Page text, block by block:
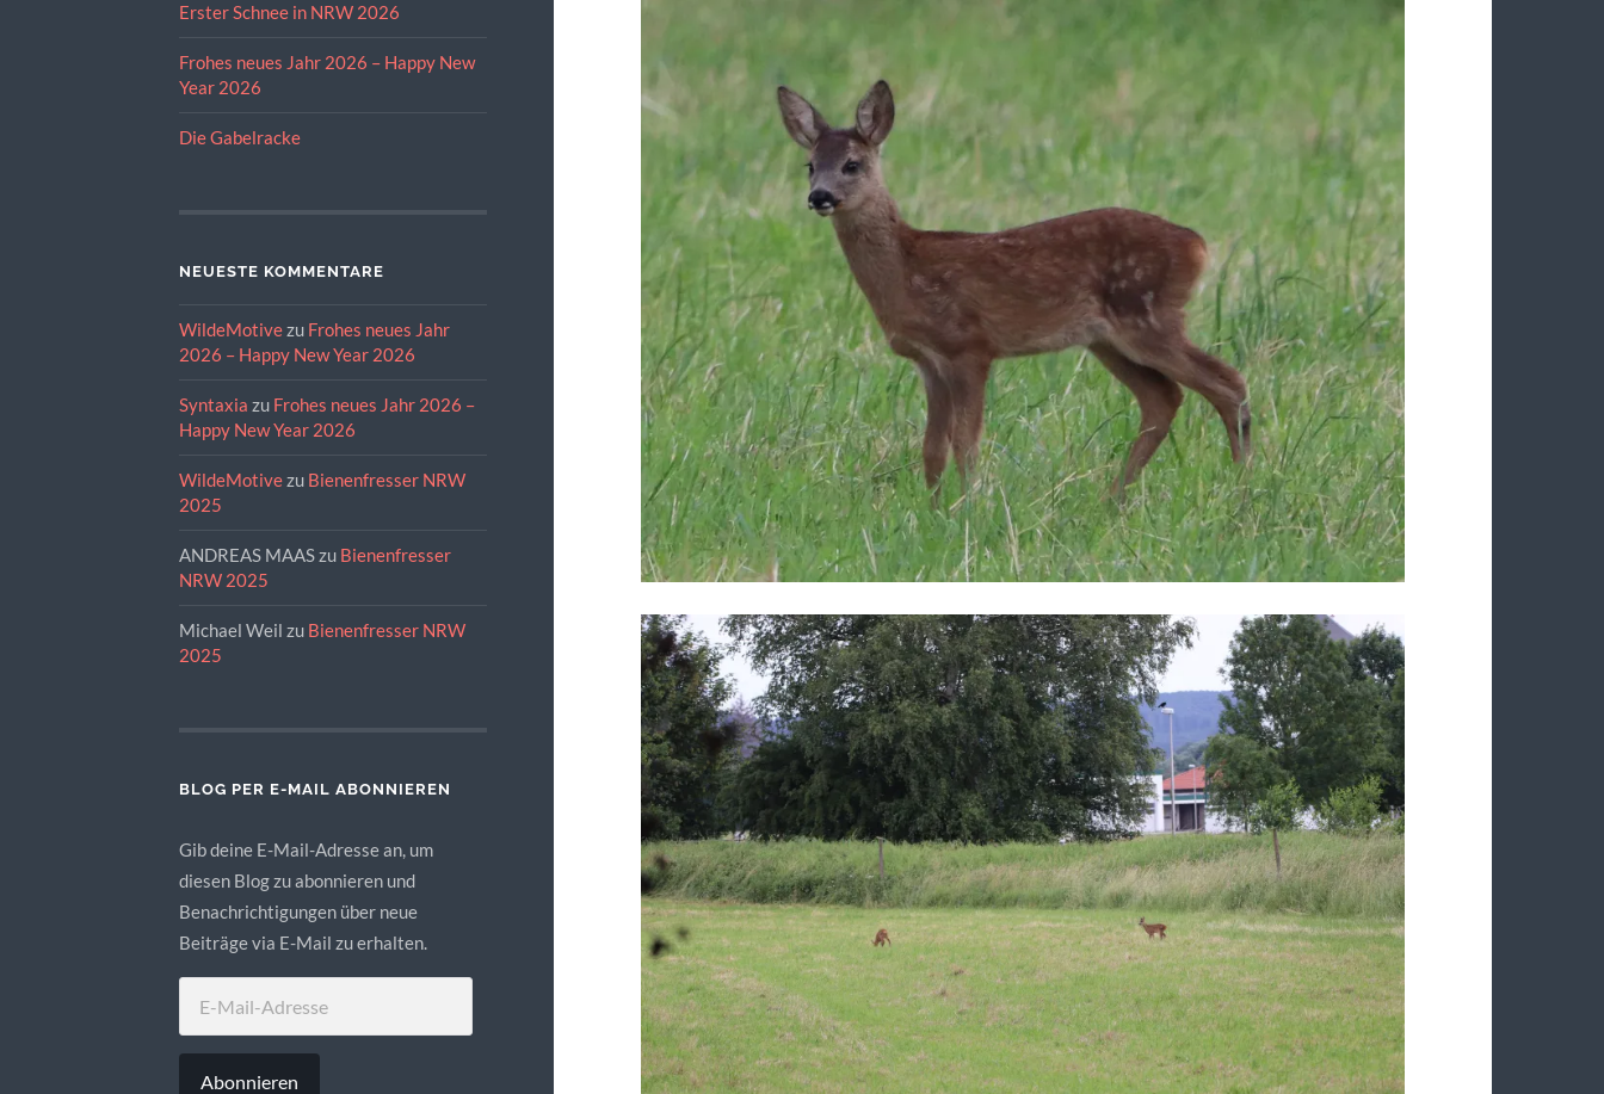
Erster Schnee in NRW 2026
Frohes neues Jahr 2026 – Happy New
Year 2026
Die Gabelracke
NEUESTE KOMMENTARE
WildeMotivezu Frohes neues Jahr
2026 – Happy New Year 2026
Syntaxia zu Frohes neues Jahr 2026 –
Happy New Year 2026
WildeMotivezu Bienenfresser NRW
2025
ANDREAS MAASzu Bienenfresser
NRW 2025
Michael Weil zu Bienenfresser NRW
2025
BLOG PER E-MAIL ABONNIEREN
Gib deine E-Mail-Adresse an, um
diesen Blog zu abonnieren und
Benachrichtigungen über neue
Beiträge via E-Mail zu erhalten.
MAIL-
ADRESSE
Abonnieren